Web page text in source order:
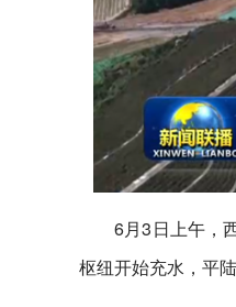
6月3日上午，
枢纽开始充水，平